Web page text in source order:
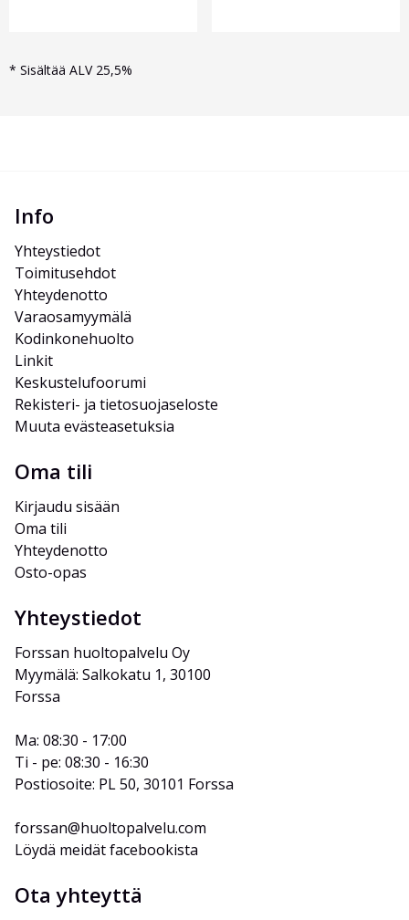
* Sisältää ALV 25,5%
Info
Yhteystiedot
Toimitusehdot
Yhteydenotto
Varaosamyymälä
Kodinkonehuolto
Linkit
Keskustelufoorumi
Rekisteri- ja tietosuojaseloste
Muuta evästeasetuksia
Oma tili
Kirjaudu sisään
Oma tili
Yhteydenotto
Osto-opas
Yhteystiedot
Forssan huoltopalvelu Oy
Myymälä: Salkokatu 1, 30100
Forssa
Ma: 08:30 - 17:00
Ti - pe: 08:30 - 16:30
Postiosoite: PL 50, 30101 Forssa
forssan@huoltopalvelu.com
Löydä meidät facebookista
Ota yhteyttä